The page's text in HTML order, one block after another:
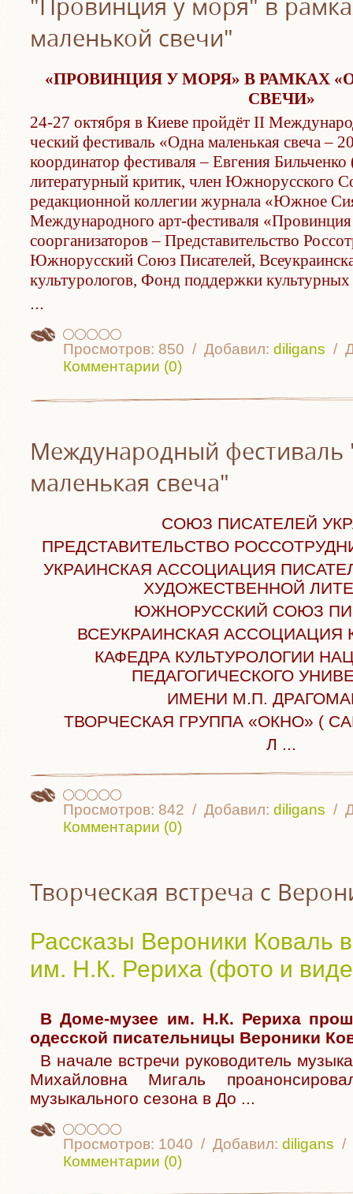
"Провинция у моря" в
маленькой свечи"
«ПРОВИНЦИЯ У МОРЯ» В РАМКАХ
СВЕЧИ»
24-27 октября в Киеве пройдёт II
ческий фестиваль «Одна маленькая свеча –
координатор фестиваля – Евгения Бильченко
литературный критик, член Южнорусского
редакционной коллегии журнала «Южное
Международного арт-фестиваля
соорганизаторов – Представительство
Южнорусский Союз Писателей,
культурологов, Фонд поддержки
...
Просмотров: 850 Добавил: diligans
Комментарии (0)
Международный
маленькая свеча"
СОЮЗ ПИСАТЕЛЕЙ
ПРЕДСТАВИТЕЛЬСТВО
УКРАИНСКАЯ АССОЦИАЦИЯ
ХУДОЖЕСТВЕННОЙ
ЮЖНОРУССКИЙ СОЮЗ
ВСЕУКРАИНСКАЯ АССОЦИАЦИЯ
КАФЕДРА КУЛЬТУРОЛОГИИ
ПЕДАГОГИЧЕСКОГО
ИМЕНИ М.П.
ТВОРЧЕСКАЯ ГРУППА «ОКНО» (
Л ...
Просмотров: 842 Добавил: diligans
Комментарии (0)
Творческая встреча с
Рассказы Вероники Коваль
им. Н.К. Рериха (фото и
В Доме-музее им. Н.К. Рериха
одесской писательницы Вероники
В начале встречи руководитель
Михайловна Мигаль
музыкального сезона в До ...
Просмотров: 1040 Добавил: diligans
Комментарии (0)